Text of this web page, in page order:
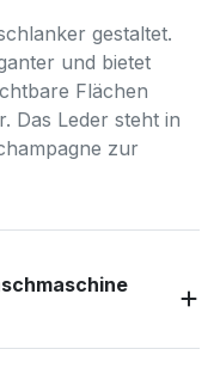
gestaltet.
und bietet
Flächen
Das Leder steht in
zur